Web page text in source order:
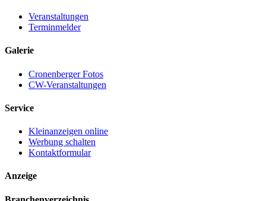
Veranstaltungen
Terminmelder
Galerie
Cronenberger Fotos
CW-Veranstaltungen
Service
Kleinanzeigen online
Werbung schalten
Kontaktformular
Anzeige